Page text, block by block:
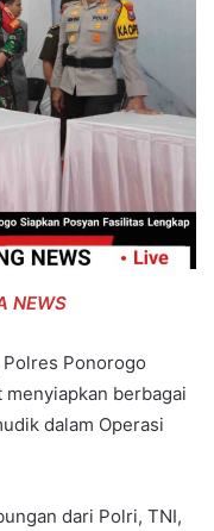
NEWS
Ponorogo
berbagai
dalam Operasi
dari Polri, TNI,